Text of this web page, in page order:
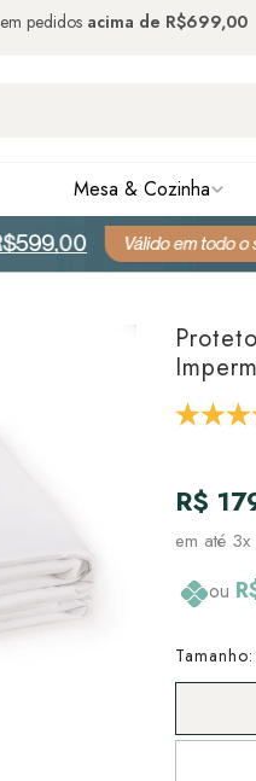
em pedidos acima de R$699,00
Mesa & Cozinha
R$
em até
ou
Tamanho: